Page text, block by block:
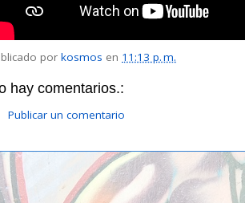
por kosmos en 11:13 p. m.
hay comentarios.:
Publicar un comentario